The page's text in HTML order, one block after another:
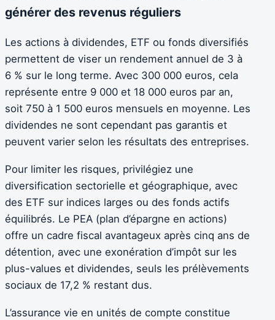
générer des revenus réguliers
Les actions à dividendes, ETF ou fonds diversifiés
permettent de viser un rendement annuel de 3 à
6 % sur le long terme. Avec 300 000 euros, cela
représente entre 9 000 et 18 000 euros par an,
soit 750 à 1 500 euros mensuels en moyenne. Les
dividendes ne sont cependant pas garantis et
peuvent varier selon les résultats des entreprises.
Pour limiter les risques, privilégiez une
diversification sectorielle et géographique, avec
des ETF sur indices larges ou des fonds actifs
équilibrés. Le PEA (plan d’épargne en actions)
offre un cadre fiscal avantageux après cinq ans de
détention, avec une exonération d’impôt sur les
plus-values et dividendes, seuls les prélèvements
sociaux de 17,2 % restant dus.
L’assurance vie en unités de compte constitue